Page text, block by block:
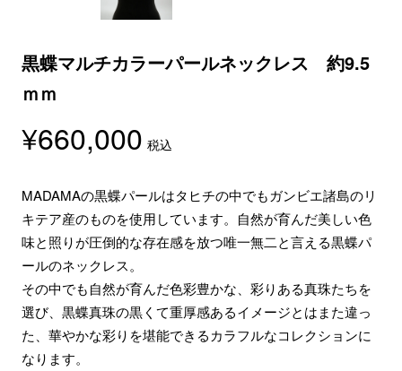
黒蝶マルチカラーパールネックレス 約9.5
ｍｍ
¥660,000 税込
MADAMAの黒蝶パールはタヒチの中でもガンビエ諸島のリ
キテア産のものを使用しています。自然が育んだ美しい色
味と照りが圧倒的な存在感を放つ唯一無二と言える黒蝶パ
ールのネックレス。
その中でも自然が育んだ色彩豊かな、彩りある真珠たちを
選び、黒蝶真珠の黒くて重厚感あるイメージとはまた違っ
た、華やかな彩りを堪能できるカラフルなコレクションに
なります。